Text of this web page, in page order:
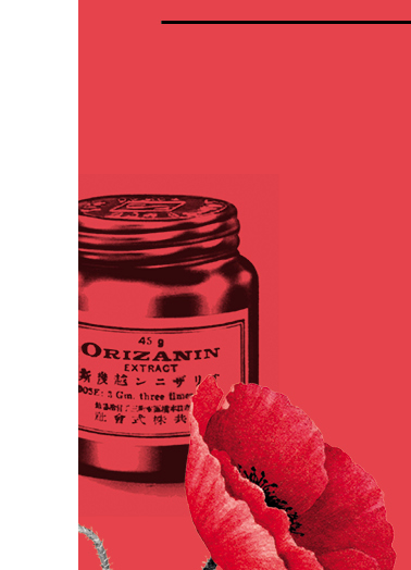
더 들어가기: 아스피린은 어떻게 작용하는가?
8장 마법의 탄환
대륙을 넘어선 공조 | 100년의 시간 | 비소,
더 들어가기: 페니실린 생산을 위해 화학자들
9장 공포의 전쟁, 전쟁의 공포
덩케르크 탈출 작전 | 인공동면 요법 | 고참
마치며
전쟁이 없으면 약을 못 만들까? | 전쟁과 질병
참고 문헌